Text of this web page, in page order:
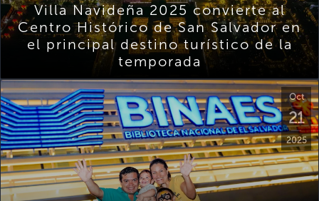
Villa Navideña 2025 convierte al
Centro Histórico de San Salvador en
el principal destino turístico de la
temporada
Oct
21
2025